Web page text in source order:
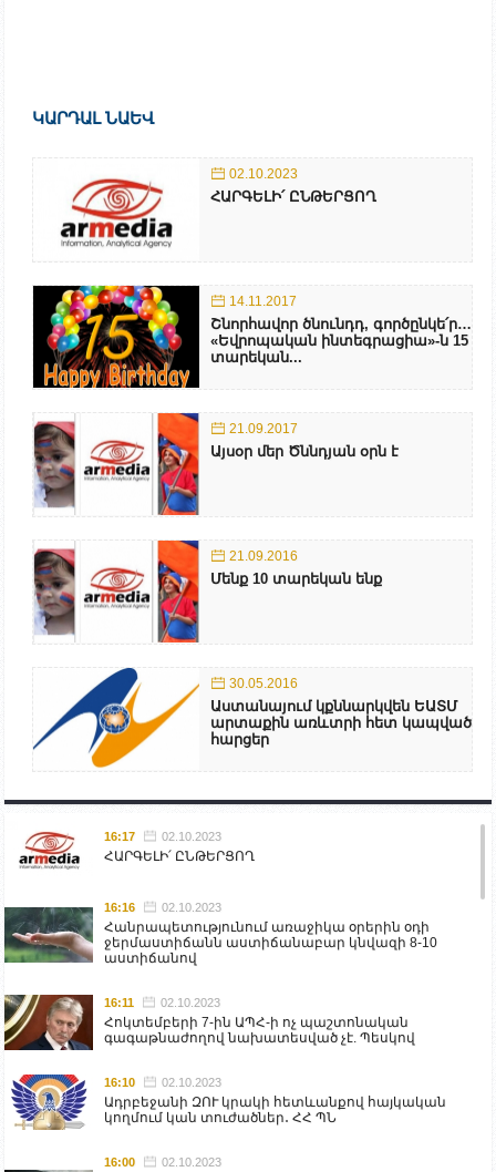
ԿԱՐԴԱԼ ՆԱԵՎ
02.10.2023
ՀԱՐԳԵԼԻ՛ ԸՆԹԵՐՑՈՂ
14.11.2017
Շնորհավոր ծնունդդ, գործընկե՛ր…
«Եվրոպական ինտեգրացիա»-ն 15
տարեկան...
21.09.2017
Այսօր մեր Ծննդյան օրն է
21.09.2016
Մենք 10 տարեկան ենք
30.05.2016
Աստանայում կքննարկվեն ԵԱՏՄ
արտաքին առևտրի հետ կապված
հարցեր
16:17 02.10.2023
ՀԱՐԳԵԼԻ՛ ԸՆԹԵՐՑՈՂ
16:16 02.10.2023
Հանրապետությունում առաջիկա օրերին օդի
ջերմաստիճանն աստիճանաբար կնվազի 8-10
աստիճանով
16:11 02.10.2023
Հոկտեմբերի 7-ին ԱՊՀ-ի ոչ պաշտոնական
գագաթնաժողով նախատեսված չէ. Պեսկով
16:10 02.10.2023
Ադրբեջանի ԶՈՒ կրակի հետևանքով հայկական
կողմում կան տուժածներ․ ՀՀ ՊՆ
16:00 02.10.2023